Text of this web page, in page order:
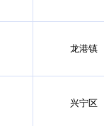
龙港镇
兴宁区